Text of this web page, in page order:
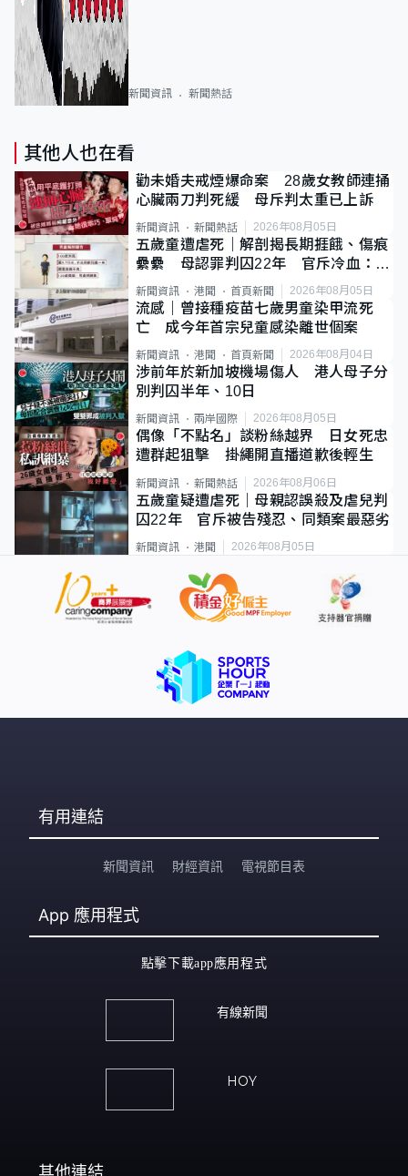
新聞資訊 新聞熱話
其他人也在看
勸未婚夫戒煙爆命案 28歲女教師連捅
心臟兩刀判死緩 母斥判太重已上訴
新聞資訊 新聞熱話 2026年08月05日
五歲童遭虐死｜解剖揭長期捱餓、傷痕
纍纍 母認罪判囚22年 官斥冷血：同
類案最惡劣
新聞資訊 港聞 首頁新聞 2026年08月05日
流感｜曾接種疫苗七歲男童染甲流死
亡 成今年首宗兒童感染離世個案
新聞資訊 港聞 首頁新聞 2026年08月04日
涉前年於新加坡機場傷人 港人母子分
別判囚半年、10日
新聞資訊 兩岸國際 2026年08月05日
偶像「不點名」談粉絲越界 日女死忠
遭群起狙擊 掛繩開直播道歉後輕生
新聞資訊 新聞熱話 2026年08月06日
五歲童疑遭虐死｜母親認誤殺及虐兒判
囚22年 官斥被告殘忍、同類案最惡劣
新聞資訊 港聞 2026年08月05日
有用連結
新聞資訊 財經資訊 電視節目表
App 應用程式
點擊下載app應用程式
有線新聞
HOY
其他連結